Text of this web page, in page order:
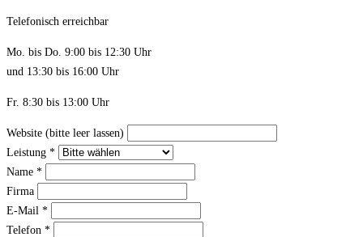
Telefonisch erreichbar
Mo. bis Do. 9:00 bis 12:30 Uhr
und 13:30 bis 16:00 Uhr
Fr. 8:30 bis 13:00 Uhr
Website (bitte leer lassen)
Leistung *
Name *
Firma
E-Mail *
Telefon *